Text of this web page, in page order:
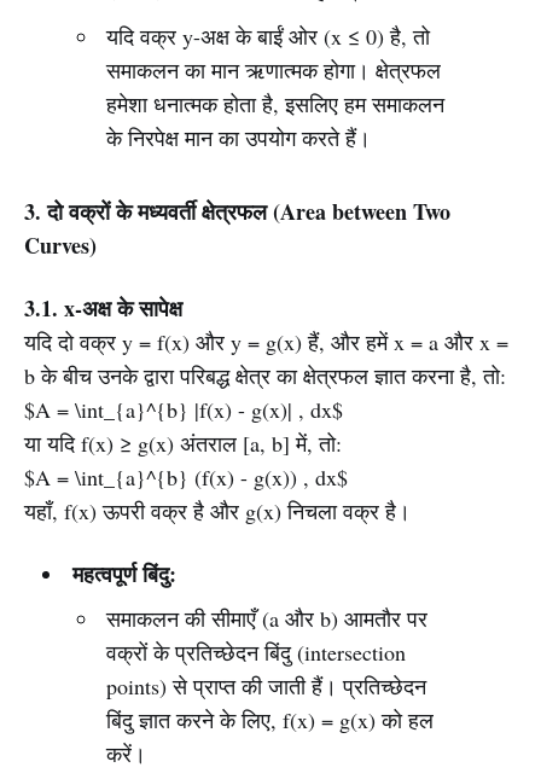
यदि वक्र y-अक्ष के बाईं ओर (x ≤ 0) है, तो
समाकलन का मान ऋणात्मक होगा। क्षेत्रफल
हमेशा धनात्मक होता है, इसलिए हम समाकलन
के निरपेक्ष मान का उपयोग करते हैं।
3. दो वक्रों के मध्यवर्ती क्षेत्रफल (Area between Two
Curves)
3.1. x-अक्ष के सापेक्ष
यदि दो वक्र y = f(x) और y = g(x) हैं, और हमें x = a और x =
b के बीच उनके द्वारा परिबद्ध क्षेत्र का क्षेत्रफल ज्ञात करना है, तो:
$A = \int_{a}^{b} |f(x) - g(x)| , dx$
या यदि f(x) ≥ g(x) अंतराल [a, b] में, तो:
$A = \int_{a}^{b} (f(x) - g(x)) , dx$
यहाँ, f(x) ऊपरी वक्र है और g(x) निचला वक्र है।
महत्वपूर्ण बिंदु:
समाकलन की सीमाएँ (a और b) आमतौर पर
वक्रों के प्रतिच्छेदन बिंदु (intersection
points) से प्राप्त की जाती हैं। प्रतिच्छेदन
बिंदु ज्ञात करने के लिए, f(x) = g(x) को हल
करें।